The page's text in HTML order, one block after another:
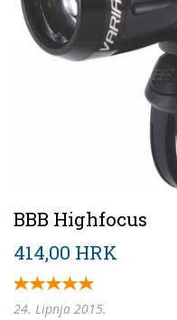
BBB Highfocus
414,00 HRK
24. Lipnja 2015.